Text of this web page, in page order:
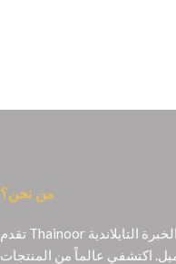
من نحن؟
تقدم Thainoor منتجات تجميل أصلية مستوحاة من الخبرة التايلاندية
اكتشفي عالماً من المنتجات